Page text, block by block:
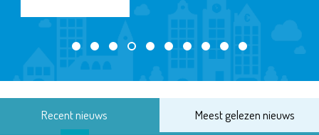
Recent nieuws Meest gelezen nieuws